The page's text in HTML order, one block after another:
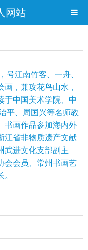
网站
江南竹客、一舟、
，兼攻花鸟山水，
于中国美术学院、中
平、周国兴等名师教
书画作品参加海内外
江省非物质遗产文献
武进文化支部副主
会会员、常州书画艺